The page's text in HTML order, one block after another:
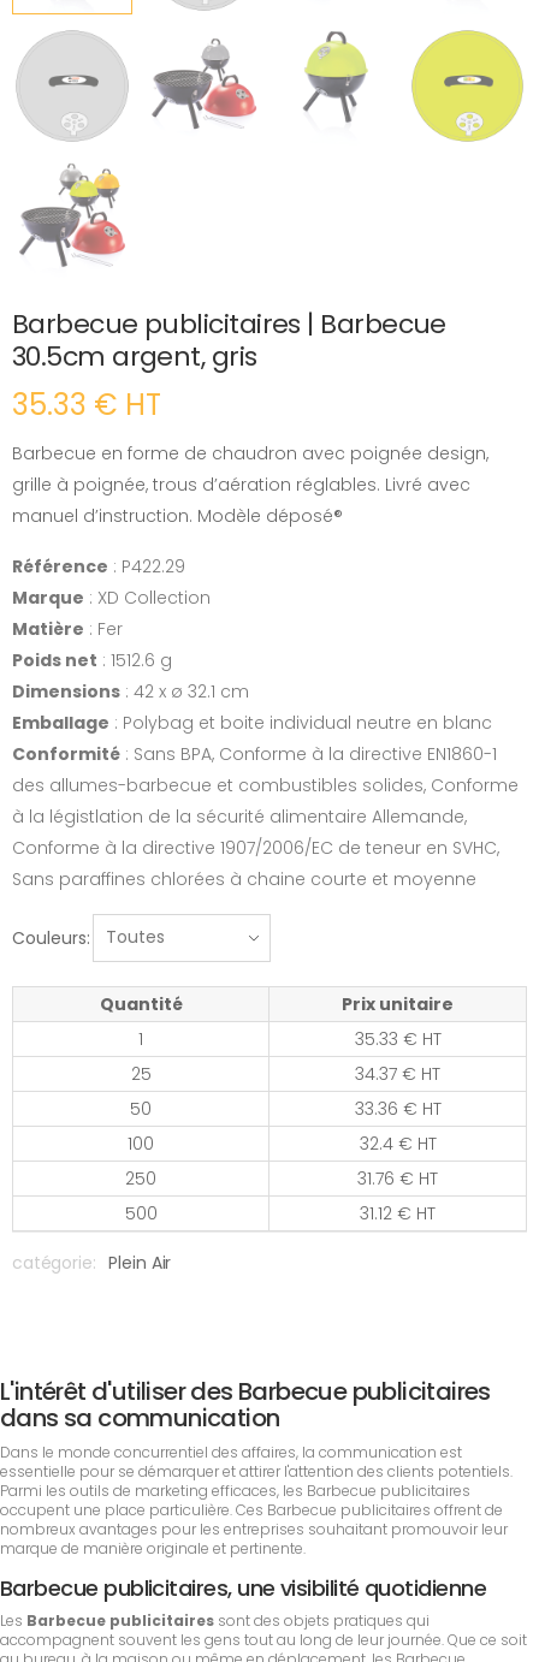
Barbecue publicitaires | Barbecue
30.5cm argent, gris
35.33 € HT
Barbecue en forme de chaudron avec poignée design,
grille à poignée, trous d’aération réglables. Livré avec
manuel d’instruction. Modèle déposé®
Référence : P422.29
Marque : XD Collection
Matière : Fer
Poids net : 1512.6 g
Dimensions : 42 x ø 32.1 cm
Emballage : Polybag et boite individual neutre en blanc
Conformité : Sans BPA, Conforme à la directive EN1860-1
des allumes-barbecue et combustibles solides, Conforme
à la légistlation de la sécurité alimentaire Allemande,
Conforme à la directive 1907/2006/EC de teneur en SVHC,
Sans paraffines chlorées à chaine courte et moyenne
Couleurs:
Quantité
Prix unitaire
1
35.33 € HT
25
34.37 € HT
50
33.36 € HT
100
32.4 € HT
250
31.76 € HT
500
31.12 € HT
catégorie: Plein Air
L'intérêt d'utiliser des Barbecue publicitaires
dans sa communication
Dans le monde concurrentiel des affaires, la communication est
essentielle pour se démarquer et attirer l'attention des clients potentiels.
Parmi les outils de marketing efficaces, les Barbecue publicitaires
occupent une place particulière. Ces Barbecue publicitaires offrent de
nombreux avantages pour les entreprises souhaitant promouvoir leur
marque de manière originale et pertinente.
Barbecue publicitaires, une visibilité quotidienne
Les Barbecue publicitaires sont des objets pratiques qui
accompagnent souvent les gens tout au long de leur journée. Que ce soit